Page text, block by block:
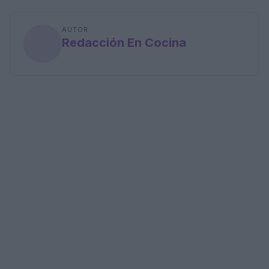
AUTOR
Redacción En Cocina